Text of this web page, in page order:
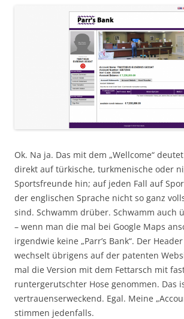
Ok. Na ja. Das mit dem „Wellcome“
direkt auf türkische, turkmenische oder
Sportsfreunde hin; auf jeden Fall auf
der englischen Sprache nicht so ganz
sind. Schwamm drüber. Schwamm auch
– wenn man die mal bei Google Maps
irgendwie keine „Parr’s Bank“. Der
wechselt übrigens auf der patenten
mal die Version mit dem Fettarsch mit
runtergerutschter Hose genommen. Das
vertrauenserweckend. Egal. Meine
stimmen jedenfalls.